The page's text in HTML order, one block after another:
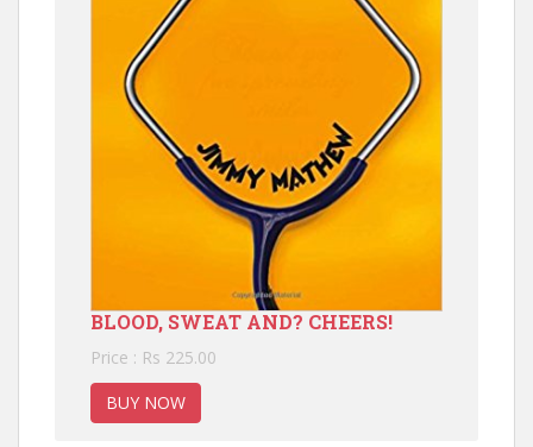
BLOOD, SWEAT AND? CHEERS!
Price : Rs 225.00
BUY NOW